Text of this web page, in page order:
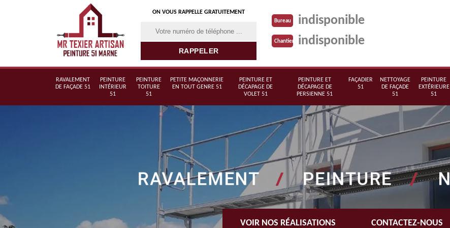
ON VOUS RAPPELLE GRATUITEMENT
Bureau indisponible
Chantier indisponible
RAVALEMENT
DE FAÇADE 51
PEINTURE
INTÉRIEUR
51
PEINTURE
TOITURE
51
PETITE MAÇONNERIE
EN TOUT GENRE 51
PEINTURE ET
DÉCAPAGE DE
VOLET 51
PEINTURE ET
DÉCAPAGE DE
PERSIENNE 51
FAÇADIER
51
NETTOYAGE
DE FAÇADE
51
PEINTURE
EXTÉRIEURE
51
VOIR NOS RÉALISATIONS CONTACTEZ-NOUS